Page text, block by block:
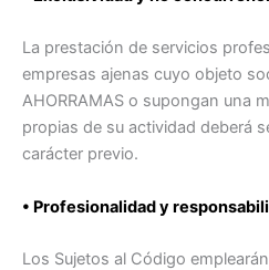
La prestación de servicios
empresas ajenas cuyo objeto
AHORRAMAS o supongan una
propias de su actividad deberá
carácter previo.
• Profesionalidad y
Los Sujetos al Código